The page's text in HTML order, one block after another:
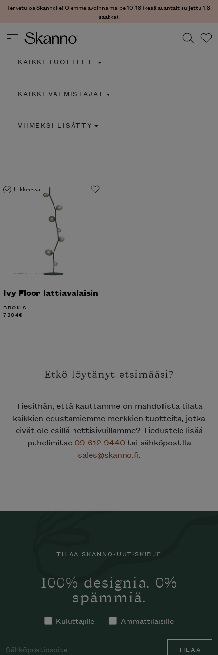
Tervetuloa Skannolle! Olemme avoinna ma-pe 10-18 (kesälauantait suljettu 1.8.
saakka).
Type 2 or more characters for results.
KAIKKI TUOTTEET
KAIKKI VALMISTAJAT
VIIMEKSI LISÄTTY
Liikkeessä
Ivy Floor lattiavalaisin
BROKIS
7304€
Etkö löytänyt etsimääsi?
Tiesithän, että kauttamme on mahdollista tilata
kaikkien edustamiemme merkkien tuotteita, jotka
eivät ole esillä nettisivuillamme? Tiedustele lisää
puhelimitse 09 612 9440tai sähköpostilla
sales@skanno.fi.
TILAA SKANNO-UUTISKIRJE
100% designia. 0%
spämmiä.
Kuluttajille Ammattilaisille
TILAA